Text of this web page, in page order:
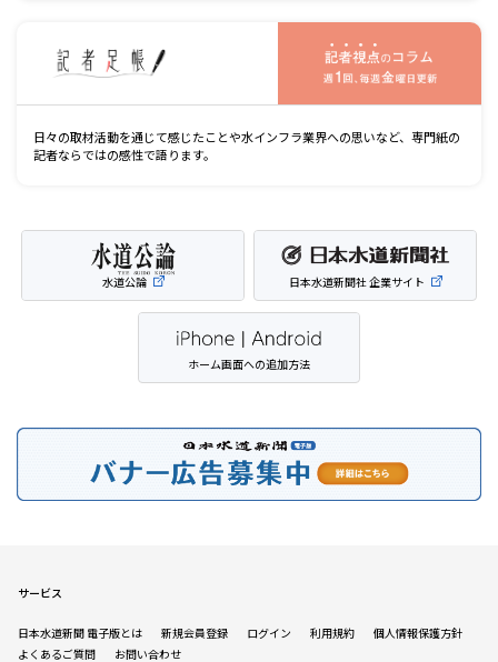
日々の取材活動を通じて感じたことや水インフラ業界への思いなど、専門紙の
記者ならではの感性で語ります。
水道公論 日本水道新聞社 企業サイト
ホーム画面への追加方法
サービス
日本水道新聞 電子版とは 新規会員登録 ログイン 利用規約
個人情報保護方針
よくあるご質問
お問い合わせ